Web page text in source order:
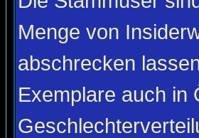
Menge von
abschrecken
Exemplare auch in